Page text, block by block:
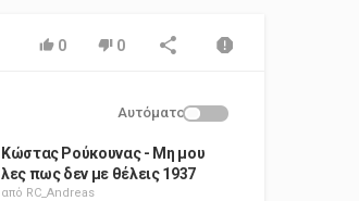
0 0
Αυτόματο
Κώστας Ρούκουνας - Μη μου
λες πως δεν με θέλεις 1937
από RC_Andreas